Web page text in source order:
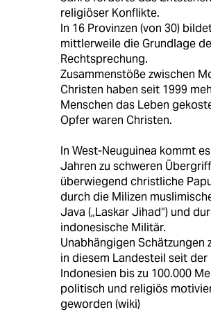
religiöser Konflikte.
In 16 Provinzen (von 30)
mittlerweile die Grundlage
Rechtsprechung.
Zusammenstöße zwischen
Christen haben seit 1999
Menschen das Leben
Opfer waren Christen.
In West-Neuguinea kommt
Jahren zu schweren
überwiegend christliche
durch die Milizen
Java („Laskar Jihad“) und
indonesische Militär.
Unabhängigen Schätzungen
in diesem Landesteil seit der
Indonesien bis zu 100.000
politisch und religiös
geworden (wiki)